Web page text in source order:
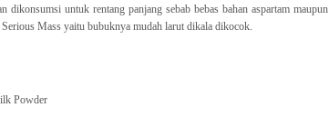
dikonsumsi untuk rentang panjang sebab bebas bahan aspartam maupun
Mass yaitu bubuknya mudah larut dikala dikocok.
Powder